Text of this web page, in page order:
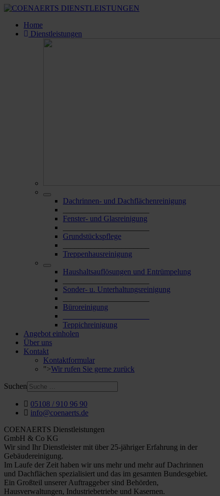
Home
Dienstleistungen
Dachrinnen- und Dachflächenreinigung
Fenster- und Glasreinigung
Grundstückspflege
Treppenhausreinigung
Haushaltsauflösungen und Entrümpelung
Sonder- u. Unterhaltungsreinigung
Büroreinigung
Teppichreinigung
Angebot einholen
Über uns
Kontakt
Kontaktformular
">Wir rufen Sie gerne zurück
Suchen
05108 / 910 96 90
info@coenaerts.de
COENAERTS Dienstleistungen
GmbH & Co KG
Wir sind Ihr Dienstleister mit über 25-jähriger Erfahrung in der
Gebäudereinigung.
Im Laufe der Zeit haben wir uns mehr und mehr auf Dachrinnen
und Dachflächen spezialisiert und das im gesamten Bundesgebiet.
Ein Großteil unserer Auftraggeber sind Behörden,
Hausverwaltungen, Industriebetriebe und Kasernen.